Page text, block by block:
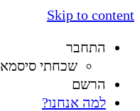
Skip to content
התחבר
שכחתי סיסמא
הרשם
למה אנחנו?